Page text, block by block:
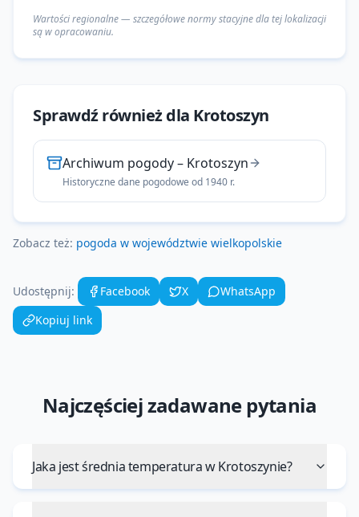
Wartości regionalne — szczegółowe normy stacyjne dla tej lokalizacji
są w opracowaniu.
Sprawdź również dla Krotoszyn
Archiwum pogody– Krotoszyn
Historyczne dane pogodowe od 1940 r.
Zobacz też: pogoda w województwie wielkopolskie
Udostępnij: Facebook X
WhatsApp
Kopiuj link
Najczęściej zadawane pytania
Jaka jest średnia temperatura w Krotoszynie?